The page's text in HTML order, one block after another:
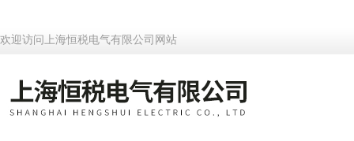
欢迎访问上海恒税电气有限公司网站